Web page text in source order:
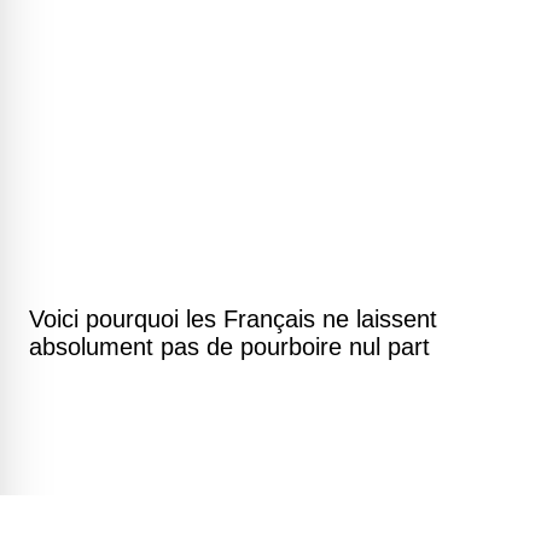
Voici pourquoi les Français ne laissent
absolument pas de pourboire nul part